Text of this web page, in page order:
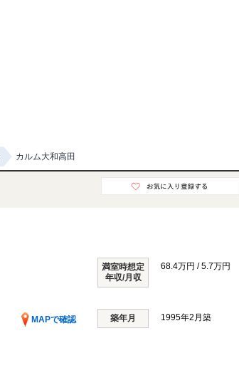
カルム大和高田
満室時想定
年収/月収
68.4万円 / 5.7万円
MAPで確認 築年月 1995年2月築